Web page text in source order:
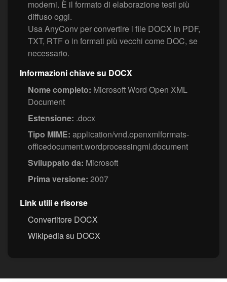
moderni. È il formato di elaborazione testi più
diffuso oggi.
Usa AnyConv per convertire i file DOCX in PDF,
TXT, RTF o in formati più vecchi come DOC, se
necessario.
Informazioni chiave su DOCX
Nome completo: Microsoft Word Open XML
Document
Estensione: .docx
Tipo MIME: application/vnd.openxmlformats-
officedocument.wordprocessingml.document
Sviluppato da: Microsoft
Prima versione: 2007
Link utili e risorse
Convertitore DOCX
Wikipedia su DOCX